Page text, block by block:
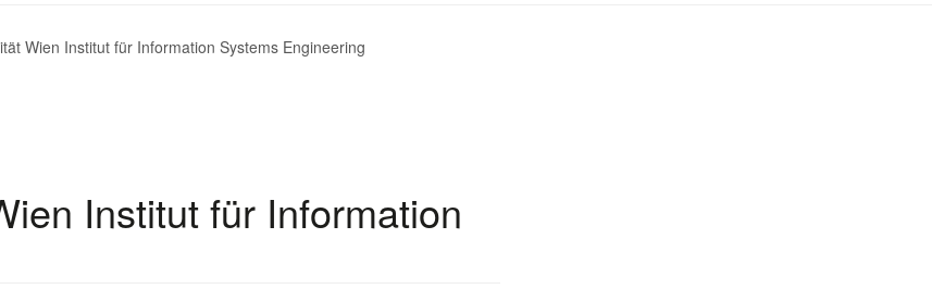
Wien Institut für Information Systems Engineering
Institut für Information